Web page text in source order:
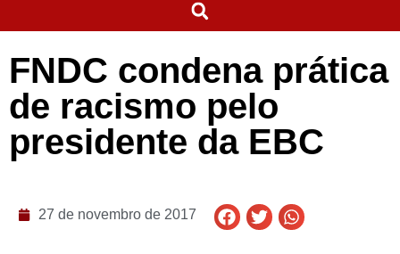
FNDC condena prática
de racismo pelo
presidente da EBC
27 de novembro de 2017